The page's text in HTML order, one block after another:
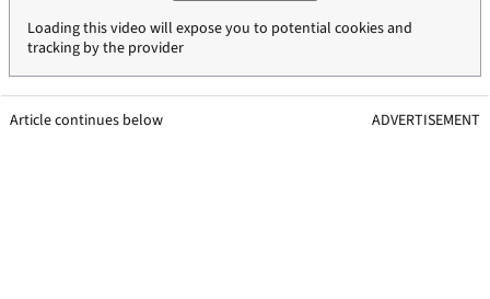
Loading this video will expose you to potential cookies and
tracking by the provider
Article continues below ADVERTISEMENT